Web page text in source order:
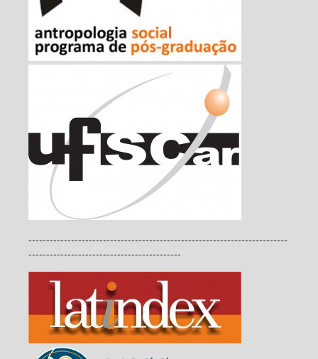
-------------------------------------------------------------------------
-------------------------------------------